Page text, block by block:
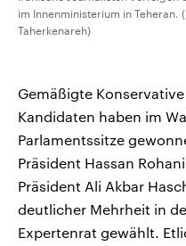
im Innenministerium in
Taherkenareh)
Gemäßigte
Kandidaten haben im
Parlamentssitze
Präsident Hassan
Präsident Ali Akbar
deutlicher Mehrheit in
Expertenrat gewählt.